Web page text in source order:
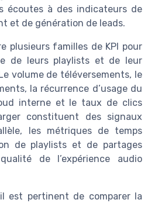
écoutes à des indicateurs de
et de génération de leads.
plusieurs familles de KPI pour
de leurs playlists et de leur
volume de téléversements, le
la récurrence d’usage du
interne et le taux de clics
constituent des signaux
les métriques de temps
de playlists et de partages
de l’expérience audio
il est pertinent de comparer la